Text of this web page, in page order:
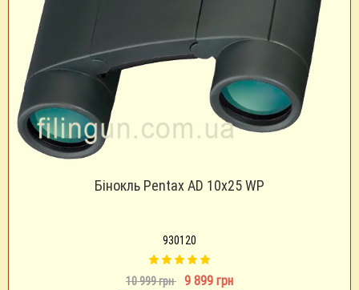
Бінокль Pentax AD 10х25 WP
930120
10 999 грн 9 899 грн